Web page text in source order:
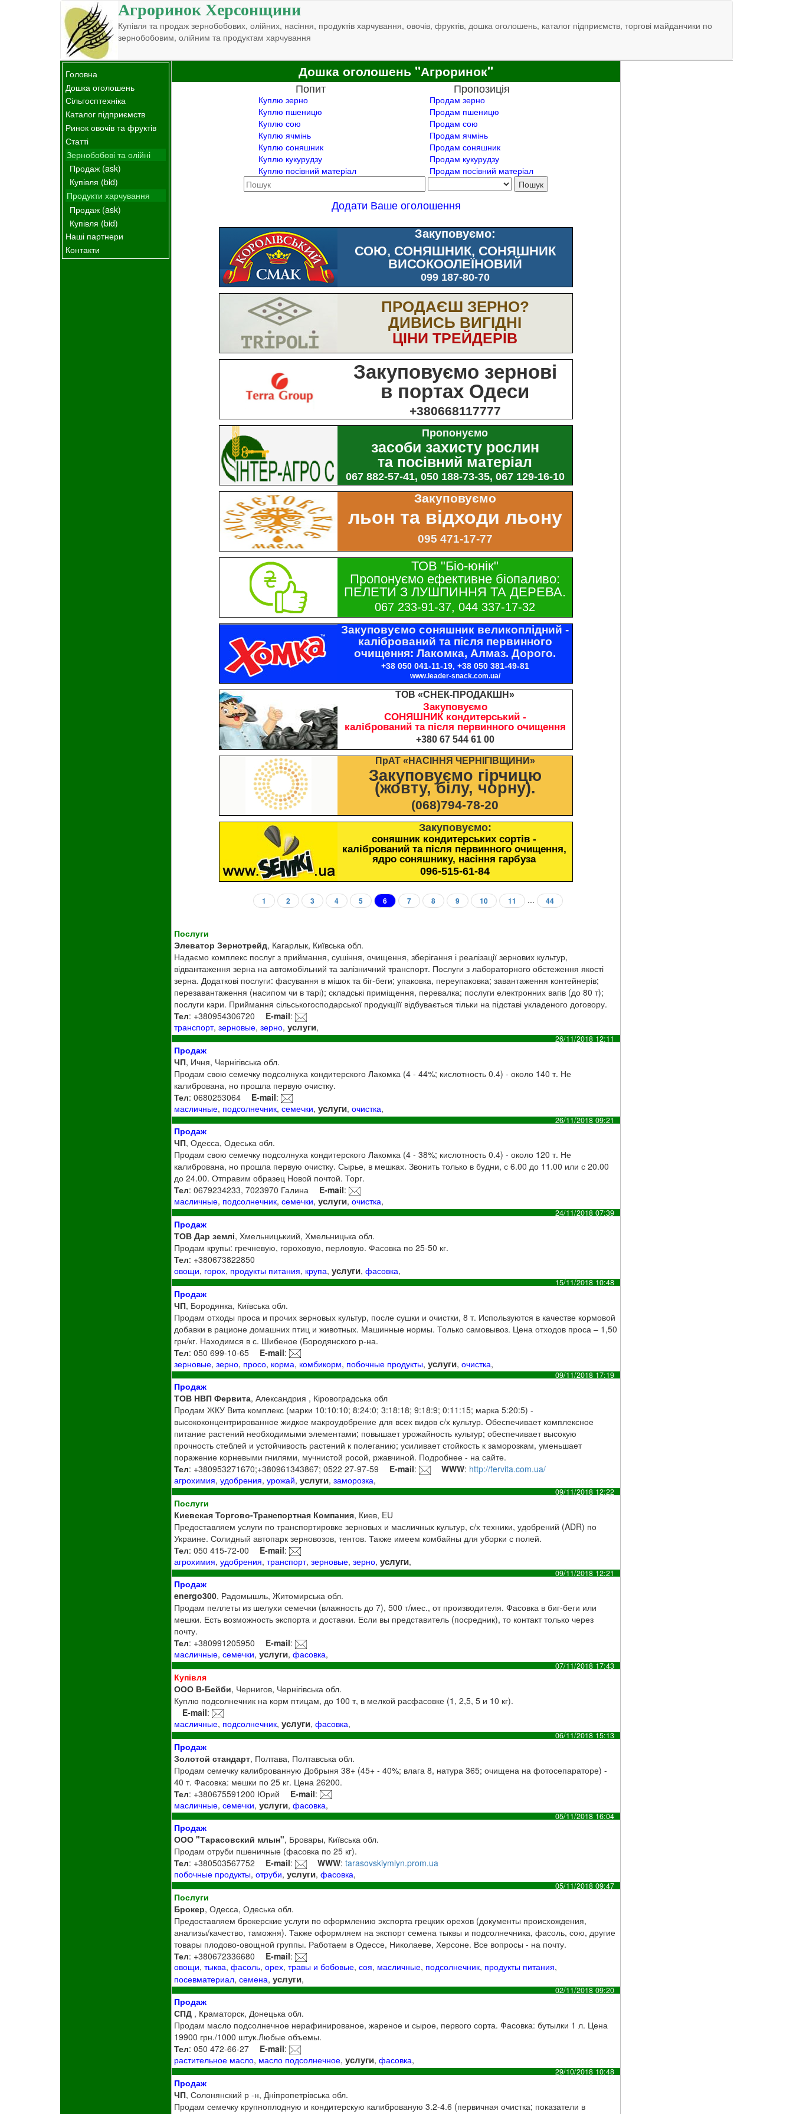
Агроринок Херсонщини
Купівля та продаж зернобобових, олійних, насіння, продуктів харчування, овочів, фруктів, дошка оголошень, каталог підприємств, торгові майданчики по
зернобобовим, олійним та продуктам харчування
Головна
Дошка оголошень
Сільгосптехніка
Каталог підприємств
Ринок овочів та фруктів
Статті
Зернобобові та олійні
Продаж (ask)
Купівля (bid)
Продукти харчування
Продаж (ask)
Купівля (bid)
Наші партнери
Контакти
Дошка оголошень "Агроринок"
Попит
Куплю зерно
Куплю пшеницю
Куплю сою
Куплю ячмінь
Куплю соняшник
Куплю кукурудзу
Куплю посівний матеріал
Пропозиція
Продам зерно
Продам пшеницю
Продам сою
Продам ячмінь
Продам соняшник
Продам кукурудзу
Продам посівний матеріал
Додати Ваше оголошення
Закуповуємо:
СОЮ, СОНЯШНИК, СОНЯШНИК
ВИСОКООЛЕЇНОВИЙ
099 187-80-70
ПРОДАЄШ ЗЕРНО?
ДИВИСЬ ВИГІДНІ
ЦІНИ ТРЕЙДЕРІВ
Закуповуємо зернові
в портах Одеси
+380668117777
Пропонуємо
засоби захисту рослин
та посівний матеріал
067 882-57-41, 050 188-73-35, 067 129-16-10
Закуповуємо
льон та відходи льону
095 471-17-77
ТОВ "Біо-юнік"
Пропонуємо ефективне біопаливо:
ПЕЛЕТИ З ЛУШПИННЯ ТА ДЕРЕВА.
067 233-91-37, 044 337-17-32
Закуповуємо соняшник великоплідний -
калібрований та після первинного
очищення: Лакомка, Алмаз. Дорого.
+38 050 041-11-19, +38 050 381-49-81
www.leader-snack.com.ua/
ТОВ «СНЕК-ПРОДАКШН»
Закуповуємо
СОНЯШНИК кондитерський -
калібрований та після первинного очищення
+380 67 544 61 00
ПрАТ «НАСІННЯ ЧЕРНІГІВЩИНИ»
Закуповуємо гірчицю
(жовту, білу, чорну).
(068)794-78-20
Закуповуємо:
соняшник кондитерських сортів -
калібрований та після первинного очищення,
ядро соняшнику, насіння гарбуза
096-515-61-84
1 2 3 4 5 6 7 8 9 10 11 ... 44
Послуги
Элеватор Зернотрейд, Кагарлык, Київська обл.
Надаємо комплекс послуг з приймання, сушіння, очищення, зберігання і реалізації зернових культур,
відвантаження зерна на автомобільний та залізничний транспорт. Послуги з лабораторного обстеження якості
зерна. Додаткові послуги: фасування в мішок та біг-беги; упаковка, переупаковка; завантаження контейнерів;
перезавантаження (насипом чи в тарі); складські приміщення, перевалка; послуги електронних вагів (до 80 т);
послуги кари. Приймання сільськогосподарської продукціїї відбувається тільки на підставі укладеного договору.
Тел: +380954306720 E-mail:
транспорт,зерновые,зерно,услуги,
26/11/2018 12:11
Продаж
ЧП, Ичня, Чернігівська обл.
Продам свою семечку подсолнуха кондитерского Лакомка (4 - 44%; кислотность 0.4) - около 140 т. Не
калибрована, но прошла первую очистку.
Тел: 0680253064 E-mail:
масличные, подсолнечник,семечки,услуги,очистка,
26/11/2018 09:21
Продаж
ЧП, Одесса, Одеська обл.
Продам свою семечку подсолнуха кондитерского Лакомка (4 - 38%; кислотность 0.4) - около 120 т. Не
калибрована, но прошла первую очистку. Сырье, в мешках. Звонить только в будни, с 6.00 до 11.00 или с 20.00
до 24.00. Отправим образец Новой почтой. Торг.
Тел: 0679234233, 7023970 Галина E-mail:
масличные, подсолнечник,семечки,услуги,очистка,
24/11/2018 07:39
Продаж
ТОВ Дар землі, Хмельницькиий, Хмельницька обл.
Продам крупы: гречневую, гороховую, перловую. Фасовка по 25-50 кг.
Тел: +380673822850
овощи, горох, продукты питания, крупа,услуги,фасовка,
15/11/2018 10:48
Продаж
ЧП, Бородянка, Київська обл.
Продам отходы проса и прочих зерновых культур, после сушки и очистки, 8 т. Используются в качестве кормовой
добавки в рационе домашних птиц и животных. Машинные нормы. Только самовывоз. Цена отходов проса – 1,50
грн/кг. Находимся в с. Шибеное (Бородянского р-на.
Тел: 050 699-10-65 E-mail:
зерновые,зерно, просо, корма, комбикорм, побочные продукты,услуги,очистка,
09/11/2018 17:19
Продаж
ТОВ НВП Фервита, Александрия , Кіровоградська обл
Продам ЖКУ Вита комплекс (марки 10:10:10; 8:24:0; 3:18:18; 9:18:9; 0:11:15; марка 5:20:5) -
высококонцентрированное жидкое макроудобрение для всех видов с/х культур. Обеспечивает комплексное
питание растений необходимыми элементами; повышает урожайность культур; обеспечивает высокую
прочность стеблей и устойчивость растений к полеганию; усиливает стойкость к заморозкам, уменьшает
поражение корневыми гнилями, мучнистой росой, ржавчиной. Подробнее - на сайте.
Тел: +380953271670;+380961343867; 0522 27-97-59 E-mail: WWW: http://fervita.com.ua/
агрохимия,удобрения,урожай,услуги,заморозка,
09/11/2018 12:22
Послуги
Киевская Торгово-Транспортная Компания, Киев, EU
Предоставляем услуги по транспортировке зерновых и масличных культур, с/х техники, удобрений (ADR) по
Украине. Солидный автопарк зерновозов, тентов. Также имеем комбайны для уборки с полей.
Тел: 050 415-72-00 E-mail:
агрохимия,удобрения,транспорт,зерновые,зерно,услуги,
09/11/2018 12:21
Продаж
energo300, Радомышль, Житомирська обл.
Продам пеллеты из шелухи семечки (влажность до 7), 500 т/мес., от производителя. Фасовка в биг-беги или
мешки. Есть возможность экспорта и доставки. Если вы представитель (посредник), то контакт только через
почту.
Тел: +380991205950 E-mail:
масличные,семечки,услуги,фасовка,
07/11/2018 17:43
Купівля
ООО В-Бейби, Чернигов, Чернігівська обл.
Куплю подсолнечник на корм птицам, до 100 т, в мелкой расфасовке (1, 2,5, 5 и 10 кг).
E-mail:
масличные, подсолнечник,услуги,фасовка,
06/11/2018 15:13
Продаж
Золотой стандарт, Полтава, Полтавська обл.
Продам семечку калиброванную Добрыня 38+ (45+ - 40%; влага 8, натура 365; очищена на фотосепараторе) -
40 т. Фасовка: мешки по 25 кг. Цена 26200.
Тел: +380675591200 Юрий E-mail:
масличные,семечки,услуги,фасовка,
05/11/2018 16:04
Продаж
ООО "Тарасовский млын", Бровары, Київська обл.
Продам отруби пшеничные (фасовка по 25 кг).
Тел: +380503567752 E-mail: WWW:tarasovskiymlyn.prom.ua
побочные продукты,отруби,услуги,фасовка,
05/11/2018 09:47
Послуги
Брокер, Одесса, Одеська обл.
Предоставляем брокерские услуги по оформлению экспорта грецких орехов (документы происхождения,
анализы/качество, таможня). Также оформляем на экспорт семена тыквы и подсолнечника, фасоль, сою, другие
товары плодово-овощной группы. Работаем в Одессе, Николаеве, Херсоне. Все вопросы - на почту.
Тел: +380672336680 E-mail:
овощи,тыква,фасоль,орех,травы и бобовые,соя, масличные, подсолнечник, продукты питания,
посевматериал,семена,услуги,
02/11/2018 09:20
Продаж
СПД , Краматорск, Донецька обл.
Продам масло подсолнечное нерафинированое, жареное и сырое, первого сорта. Фасовка: бутылки 1 л. Цена
19900 грн./1000 штук.Любые объемы.
Тел: 050 472-66-27 E-mail:
растительное масло, масло подсолнечное,услуги,фасовка,
29/10/2018 10:48
Продаж
ЧП, Солонянский р -н, Дніпропетрівська обл.
Продам семечку крупноплодную и кондитерскую калиброваную 3.2-4.6 (первичная очистка; показатели в